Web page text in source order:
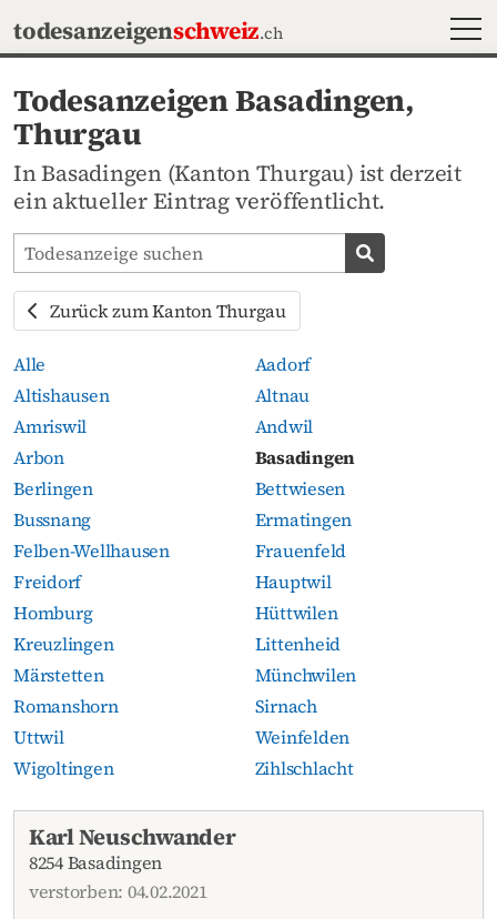
todesanzeigenschweiz.ch
Todesanzeigen Basadingen,
Thurgau
In Basadingen (Kanton Thurgau) ist derzeit
ein aktueller Eintrag veröffentlicht.
Todesanzeigen-Portal durchsuchen
Todesanzeige
Zurück zum Kanton Thurgau
Alle
Aadorf
Altishausen
Altnau
Amriswil
Andwil
Arbon
Basadingen
Berlingen
Bettwiesen
Bussnang
Ermatingen
Felben-Wellhausen
Frauenfeld
Freidorf
Hauptwil
Homburg
Hüttwilen
Kreuzlingen
Littenheid
Märstetten
Münchwilen
Romanshorn
Sirnach
Uttwil
Weinfelden
Wigoltingen
Zihlschlacht
Aktuelle Todesanzeigen
Karl Neuschwander
8254 Basadingen
verstorben: 04.02.2021